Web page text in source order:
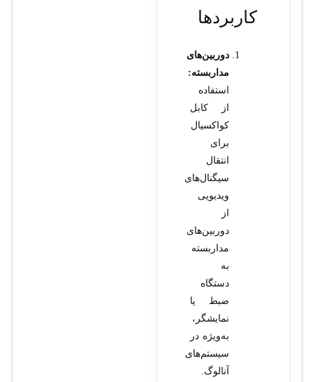
کاربردها
دوربین‌های
مداربسته:
استفاده
از کابل
کواکسیال
برای
انتقال
سیگنال‌های
ویدیویی
از
دوربین‌های
مداربسته
به
دستگاه
ضبط یا
نمایشگر،
به‌ویژه در
سیستم‌های
آنالوگ.